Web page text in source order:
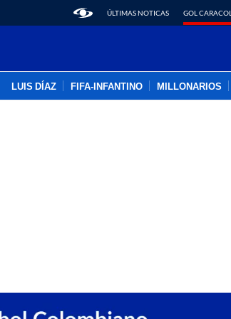
ÚLTIMAS NOTICAS GOL CARACOL
LUIS DÍAZ FIFA-INFANTINO MILLONARIOS